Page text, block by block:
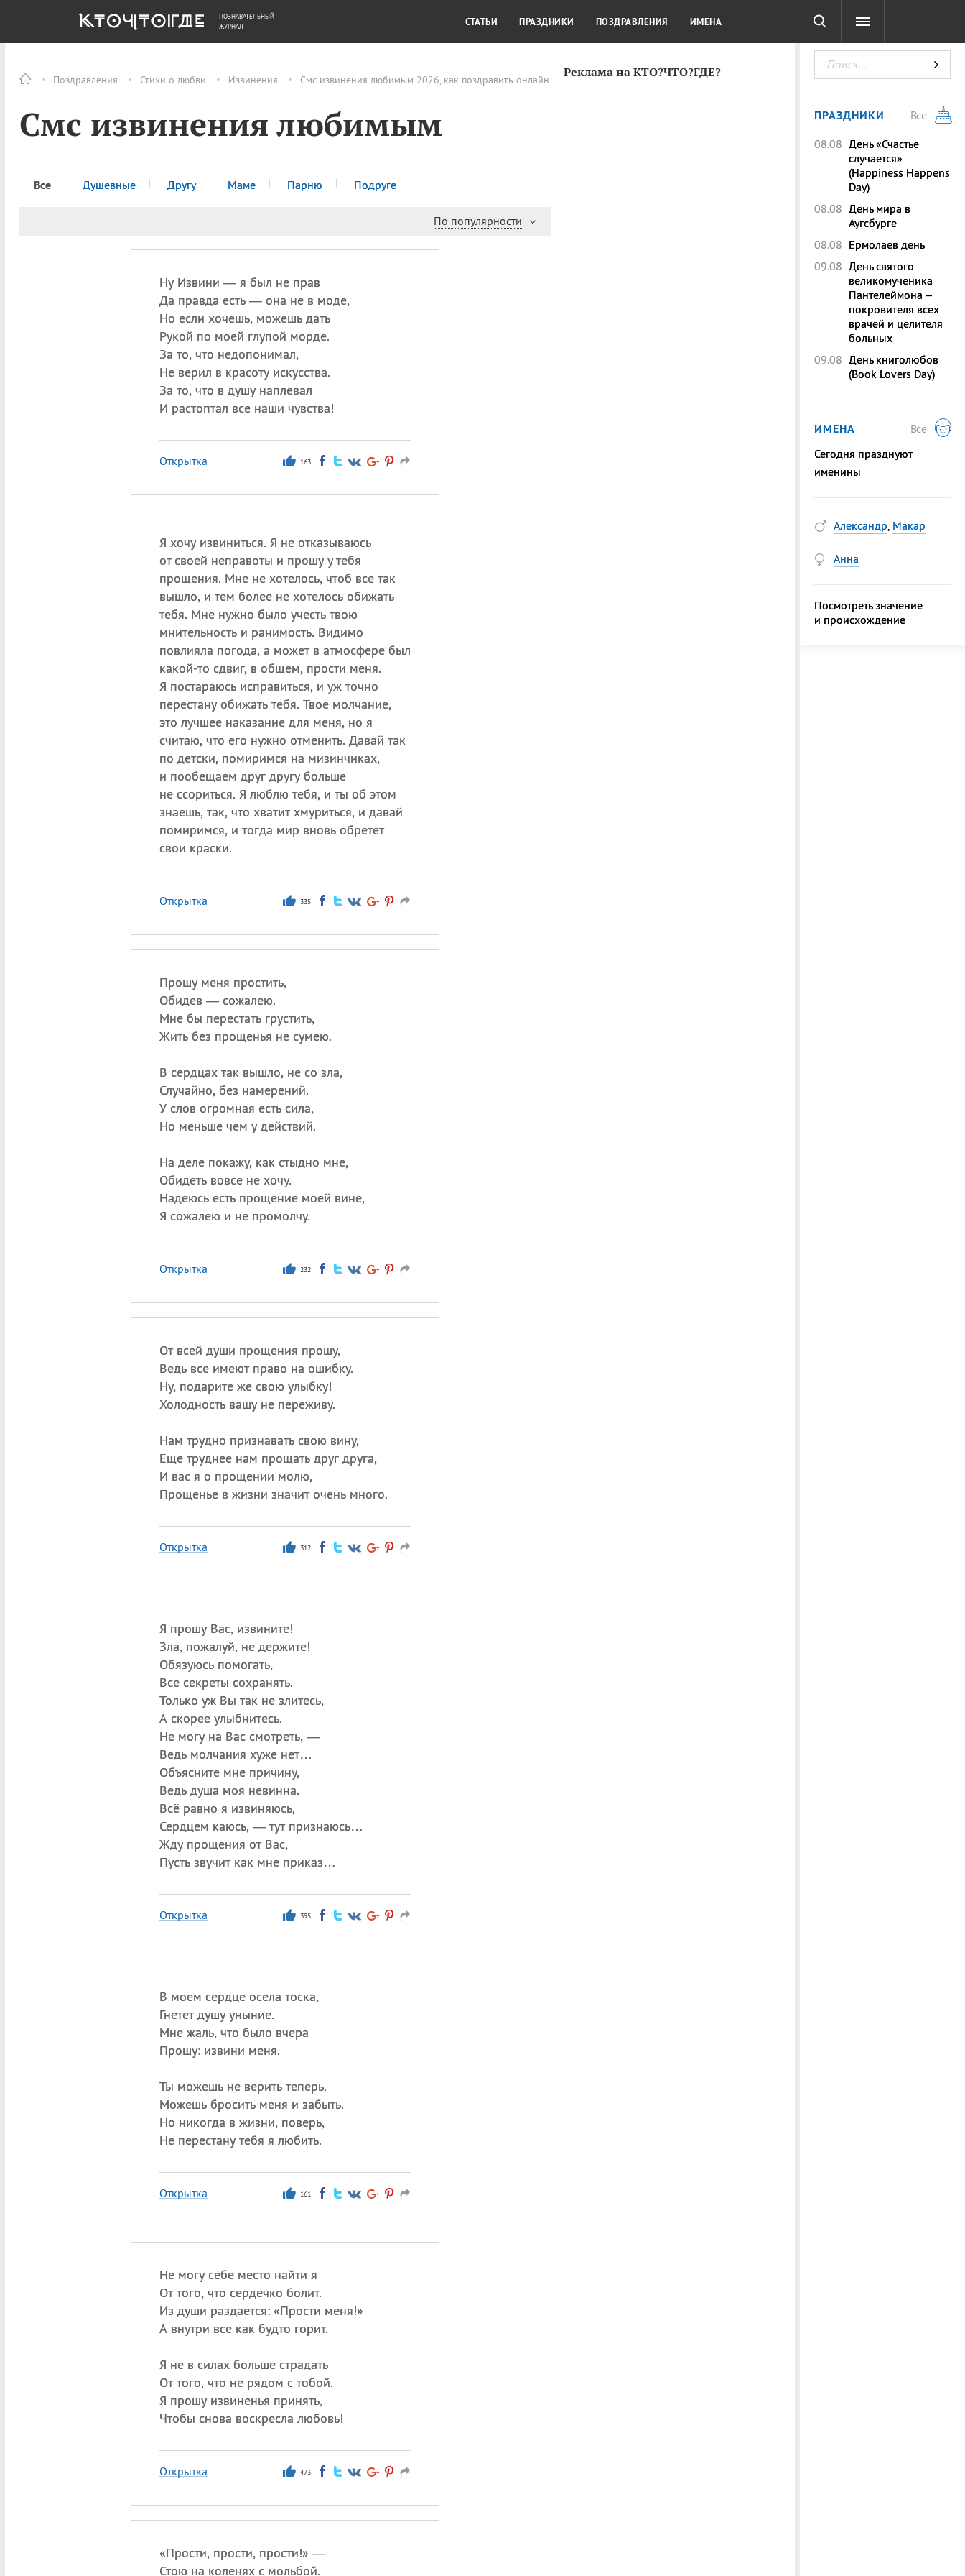
Поздравления Стихи о любви Извинения Смс извинения любимым 2026, как поздравить онлайн
Смс извинения любимым
Все Душевные Другу Маме Парню Подруге
По популярности
Ну Извини — я был не прав
Да правда есть — она не в моде,
Но если хочешь, можешь дать
Рукой по моей глупой морде.
За то, что недопонимал,
Не верил в красоту искусства.
За то, что в душу наплевал
И растоптал все наши чувства!
Открытка 163
Я хочу извиниться. Я не отказываюсь
от своей неправоты и прошу у тебя
прощения. Мне не хотелось, чтоб все так
вышло, и тем более не хотелось обижать
тебя. Мне нужно было учесть твою
мнительность и ранимость. Видимо
повлияла погода, а может в атмосфере был
какой-то сдвиг, в общем, прости меня.
Я постараюсь исправиться, и уж точно
перестану обижать тебя. Твое молчание,
это лучшее наказание для меня, но я
считаю, что его нужно отменить. Давай так
по детски, помиримся на мизинчиках,
и пообещаем друг другу больше
не ссориться. Я люблю тебя, и ты об этом
знаешь, так, что хватит хмуриться, и давай
помиримся, и тогда мир вновь обретет
свои краски.
Открытка 335
Прошу меня простить,
Обидев — сожалею.
Мне бы перестать грустить,
Жить без прощенья не сумею.
В сердцах так вышло, не со зла,
Случайно, без намерений.
У слов огромная есть сила,
Но меньше чем у действий.
На деле покажу, как стыдно мне,
Обидеть вовсе не хочу.
Надеюсь есть прощение моей вине,
Я сожалею и не промолчу.
Открытка 232
От всей души прощения прошу,
Ведь все имеют право на ошибку.
Ну, подарите же свою улыбку!
Холодность вашу не переживу.
Нам трудно признавать свою вину,
Еще труднее нам прощать друг друга,
И вас я о прощении молю,
Прощенье в жизни значит очень много.
Открытка 312
Я прошу Вас, извините!
Зла, пожалуй, не держите!
Обязуюсь помогать,
Все секреты сохранять.
Только уж Вы так не злитесь,
А скорее улыбнитесь.
Не могу на Вас смотреть, —
Ведь молчания хуже нет…
Объясните мне причину,
Ведь душа моя невинна.
Всё равно я извиняюсь,
Сердцем каюсь, — тут признаюсь…
Жду прощения от Вас,
Пусть звучит как мне приказ…
Открытка 395
В моем сердце осела тоска,
Гнетет душу уныние.
Мне жаль, что было вчера
Прошу: извини меня.
Ты можешь не верить теперь.
Можешь бросить меня и забыть.
Но никогда в жизни, поверь,
Не перестану тебя я любить.
Открытка 161
Не могу себе место найти я
От того, что сердечко болит.
Из души раздается: «Прости меня!»
А внутри все как будто горит.
Я не в силах больше страдать
От того, что не рядом с тобой.
Я прошу извиненья принять,
Чтобы снова воскресла любовь!
Открытка 473
«Прости, прости, прости!» —
Стою на коленях с мольбой.
Реклама на КТО?ЧТО?ГДЕ?
ОБЩЕСТВО ДЕНЬГИ КУЛЬТУРА КРАСОТА ТЕСТЫ
ПОЗНАВАТЕЛЬНЫЙ
ЖУРНАЛ
СТАТЬИ ПРАЗДНИКИ ПОЗДРАВЛЕНИЯ ИМЕНА
ПРАЗДНИКИ
Все
08.08 День «Счастье
случается»
(Happiness Happens
Day)
08.08 День мира в
Аугсбурге
08.08 Ермолаев день
09.08 День святого
великомученика
Пантелеймона –
покровителя всех
врачей и целителя
больных
09.08 День книголюбов
(Book Lovers Day)
ИМЕНА
Все
Сегодня празднуют
именины
Александр, Макар
Анна
Посмотреть значение
и происхождение